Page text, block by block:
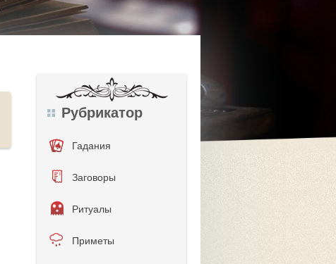
Рубрикатор
Гадания
Заговоры
Ритуалы
Приметы